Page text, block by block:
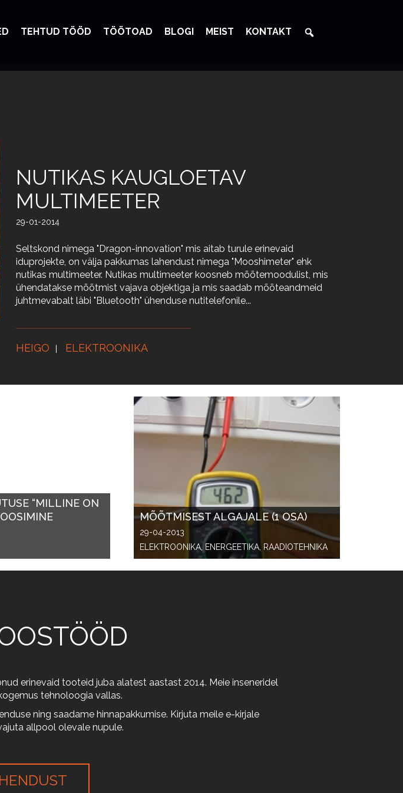
TEHTUD TÖÖD TÖÖTOAD BLOGI MEIST KONTAKT
NUTIKAS KAUGLOETAV
MULTIMEETER
29-01-2014
Seltskond nimega "Dragon-innovation" mis aitab turule erinevaid
iduprojekte, on välja pakkumas lahendust nimega "Mooshimeter" ehk
nutikas multimeeter. Nutikas multimeeter koosneb mõõtemoodulist, mis
ühendatakse mõõtmist vajava objektiga ja mis saadab mõõteandmeid
juhtmevabalt läbi "Bluetooth" ühenduse nutitelefonile...
HEIGO ELEKTROONIKA
“MILLINE ON
MÕÕTMISEST ALGAJALE (1 OSA)
29-04-2013
ELEKTROONIKA, ENERGEETIKA, RAADIOTEHNIKA
erinevaid tooteid juba alatest aastast 2014. Meie inseneridel
tehnoloogia vallas.
ning saadame hinnapakkumise. Kirjuta meile e-kirjale
allpool olevale nupule.